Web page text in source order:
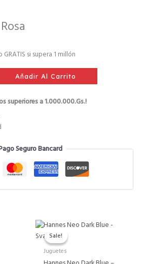
GRATIS si supera 1 millón
Añadir Al Carrito
superiores a 1.000.000.Gs.!
Seguro Bancard
Sale!
Sale!
Juguetes
El
era:
El
es: